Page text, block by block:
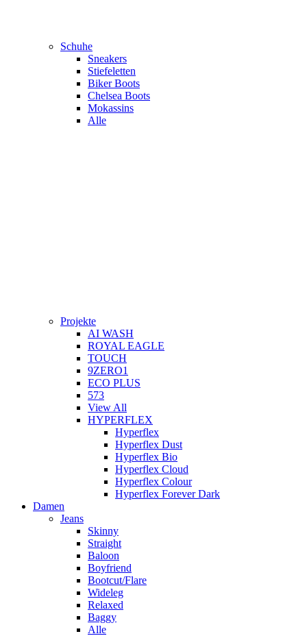
Schuhe
Sneakers
Stiefeletten
Biker Boots
Chelsea Boots
Mokassins
Alle
Projekte
AI WASH
ROYAL EAGLE
TOUCH
9ZERO1
ECO PLUS
573
View All
HYPERFLEX
Hyperflex
Hyperflex Dust
Hyperflex Bio
Hyperflex Cloud
Hyperflex Colour
Hyperflex Forever Dark
Damen
Jeans
Skinny
Straight
Baloon
Boyfriend
Bootcut/Flare
Wideleg
Relaxed
Baggy
Alle